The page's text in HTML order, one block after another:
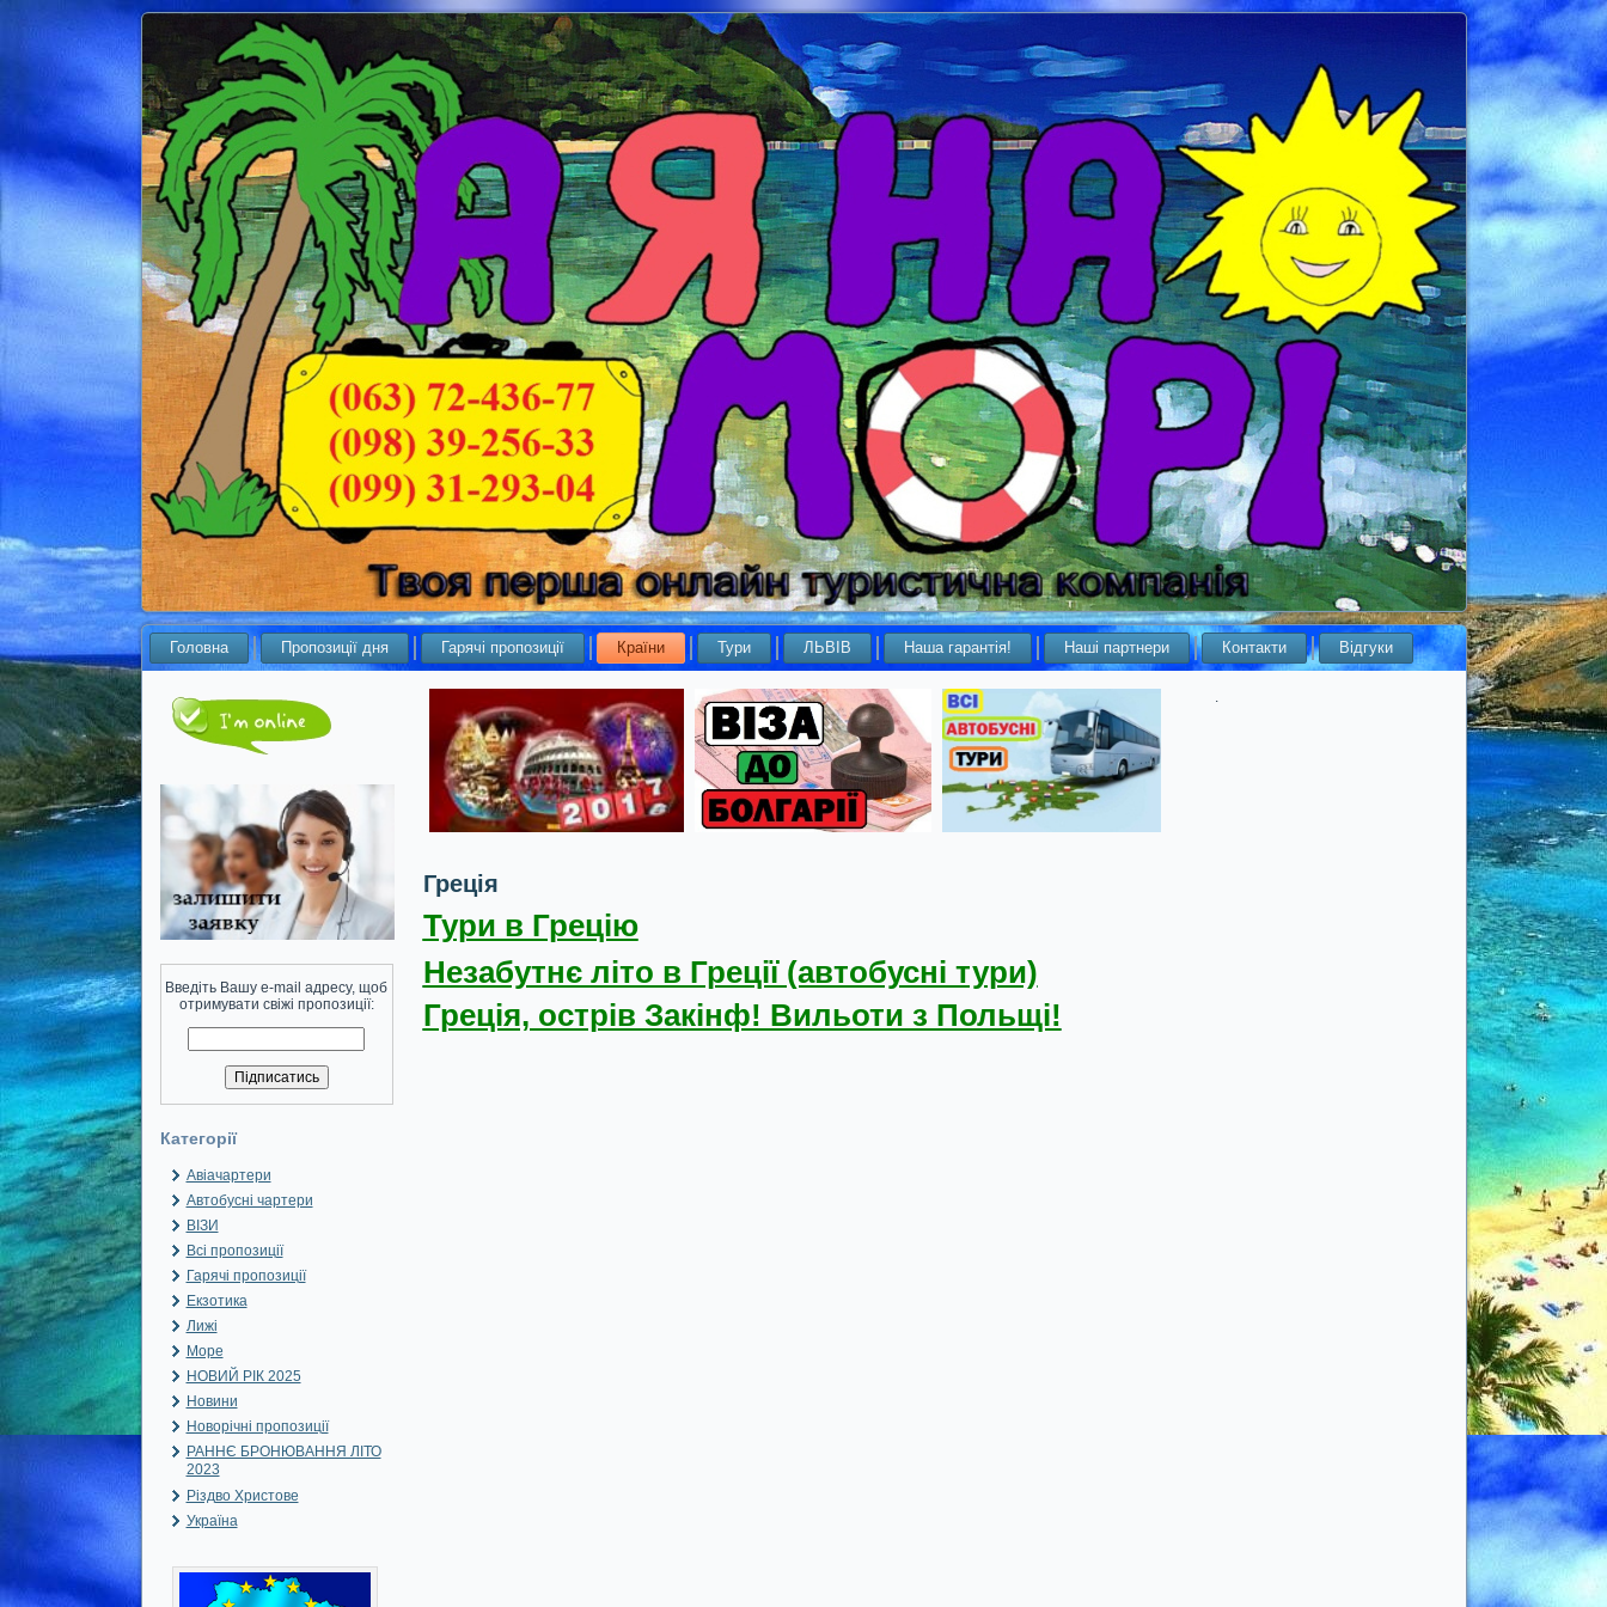
Головна Пропозиції дня Гарячі пропозиції Країни Тури ЛЬВІВ Наша гарантія! Наші партнери Контакти Відгуки
Введіть Вашу e-mail адресу, щоб
отримувати свіжі пропозиції:
Категорії
Авіачартери
Автобусні чартери
ВІЗИ
Всі пропозиції
Гарячі пропозиції
Екзотика
Лижі
Море
НОВИЙ РІК 2025
Новини
Новорічні пропозиції
РАННЄ БРОНЮВАННЯ ЛІТО
2023
Різдво Христове
Україна
Греція
Тури в Грецію
Незабутнє літо в Греції (автобусні тури)
Греція, острів Закінф! Вильоти з Польщі!
.